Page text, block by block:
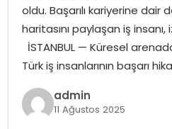
DÜNYA
OTOMOBIL
oldu. Başarılı kariyerine dair
haritasını paylaşan iş
İSTANBUL — Küresel
Türk iş insanlarının başarı
admin
11 Ağustos 2025